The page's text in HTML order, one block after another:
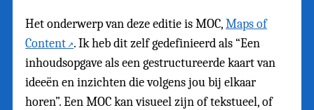
Het onderwerp van deze editie is MOC,Maps of
Content . Ik heb dit zelf gedefinieerd als “Een
inhoudsopgave als een gestructureerde kaart van
ideeën en inzichten die volgens jou bij elkaar
horen”. Een MOC kan visueel zijn of tekstueel, of